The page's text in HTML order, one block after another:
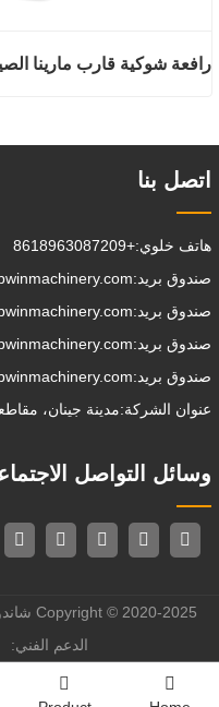
رافعة شوكية قارب مارينا
اتصل بنا
هاتف خلوي:+8618963087209
صندوق بريد:
صندوق بريد:
صندوق بريد:
صندوق بريد:
عنوان الشركة:مدينة جينان،
وسائل التواصل
Copyright © 2020-2025 شاندونغ توبوين الماكينات والشركة المحدودة.
الدعم الفني: Huazhicloud